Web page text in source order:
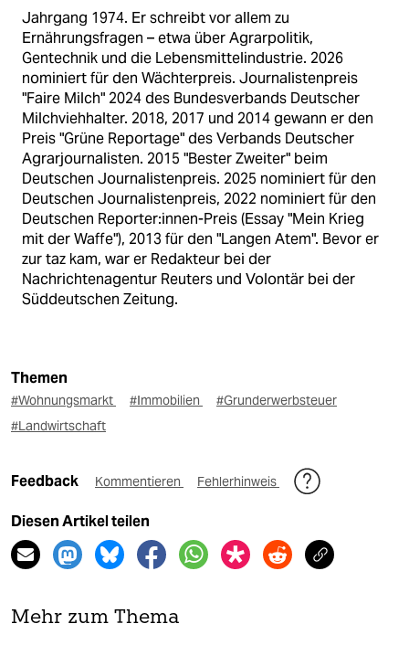
Jahrgang 1974. Er schreibt vor allem zu
Ernährungsfragen – etwa über Agrarpolitik,
Gentechnik und die Lebensmittelindustrie. 2026
nominiert für den Wächterpreis. Journalistenpreis
"Faire Milch" 2024 des Bundesverbands Deutscher
Milchviehhalter. 2018, 2017 und 2014 gewann er den
Preis "Grüne Reportage" des Verbands Deutscher
Agrarjournalisten. 2015 "Bester Zweiter" beim
Deutschen Journalistenpreis. 2025 nominiert für den
Deutschen Journalistenpreis, 2022 nominiert für den
Deutschen Reporter:innen-Preis (Essay "Mein Krieg
mit der Waffe"), 2013 für den "Langen Atem". Bevor er
zur taz kam, war er Redakteur bei der
Nachrichtenagentur Reuters und Volontär bei der
Süddeutschen Zeitung.
Themen
#Wohnungsmarkt #Immobilien
#Grunderwerbsteuer
#Landwirtschaft
Feedback Kommentieren Fehlerhinweis
Diesen Artikel teilen
Mehr zum Thema